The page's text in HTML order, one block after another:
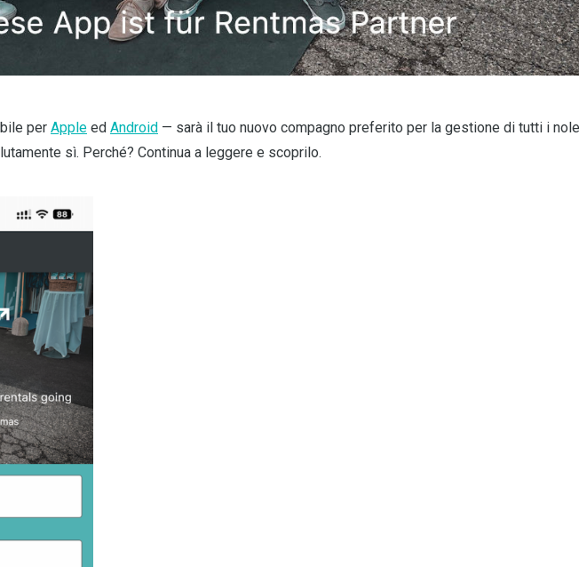
per Apple ed Android — sarà il tuo nuovo compagno preferito per la gestione di tutti i
sì. Perché? Continua a leggere e scoprilo.